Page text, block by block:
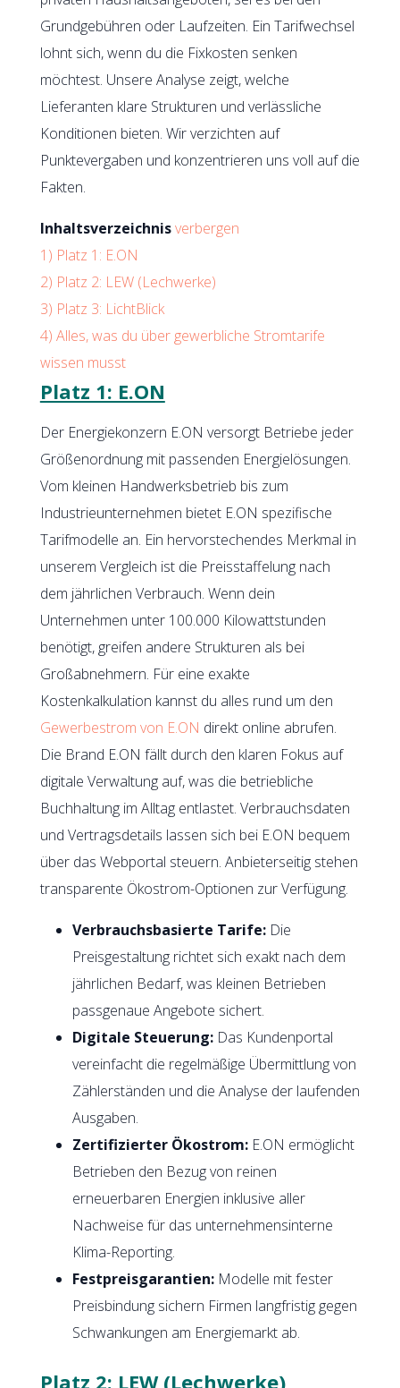
Grundgebühren oder Laufzeiten. Ein Tarifwechsel
lohnt sich, wenn du die Fixkosten senken
möchtest. Unsere Analyse zeigt, welche
Lieferanten klare Strukturen und verlässliche
Konditionen bieten. Wir verzichten auf
Punktevergaben und konzentrieren uns voll auf die
Fakten.
Inhaltsverzeichnisverbergen
1) Platz 1: E.ON
2) Platz 2: LEW (Lechwerke)
3) Platz 3: LichtBlick
4) Alles, was du über gewerbliche Stromtarife
wissen musst
Platz 1: E.ON
Der Energiekonzern E.ON versorgt Betriebe jeder
Größenordnung mit passenden Energielösungen.
Vom kleinen Handwerksbetrieb bis zum
Industrieunternehmen bietet E.ON spezifische
Tarifmodelle an. Ein hervorstechendes Merkmal in
unserem Vergleich ist die Preisstaffelung nach
dem jährlichen Verbrauch. Wenn dein
Unternehmen unter 100.000 Kilowattstunden
benötigt, greifen andere Strukturen als bei
Großabnehmern. Für eine exakte
Kostenkalkulation kannst du alles rund um den
Gewerbestrom von E.ON direkt online abrufen.
Die Brand E.ON fällt durch den klaren Fokus auf
digitale Verwaltung auf, was die betriebliche
Buchhaltung im Alltag entlastet. Verbrauchsdaten
und Vertragsdetails lassen sich bei E.ON bequem
über das Webportal steuern. Anbieterseitig stehen
transparente Ökostrom-Optionen zur Verfügung.
Verbrauchsbasierte Tarife:Die
Preisgestaltung richtet sich exakt nach dem
jährlichen Bedarf, was kleinen Betrieben
passgenaue Angebote sichert.
Digitale Steuerung:Das Kundenportal
vereinfacht die regelmäßige Übermittlung von
Zählerständen und die Analyse der laufenden
Ausgaben.
Zertifizierter Ökostrom:E.ON ermöglicht
Betrieben den Bezug von reinen
erneuerbaren Energien inklusive aller
Nachweise für das unternehmensinterne
Klima-Reporting.
Festpreisgarantien:Modelle mit fester
Preisbindung sichern Firmen langfristig gegen
Schwankungen am Energiemarkt ab.
Platz 2: LEW (Lechwerke)